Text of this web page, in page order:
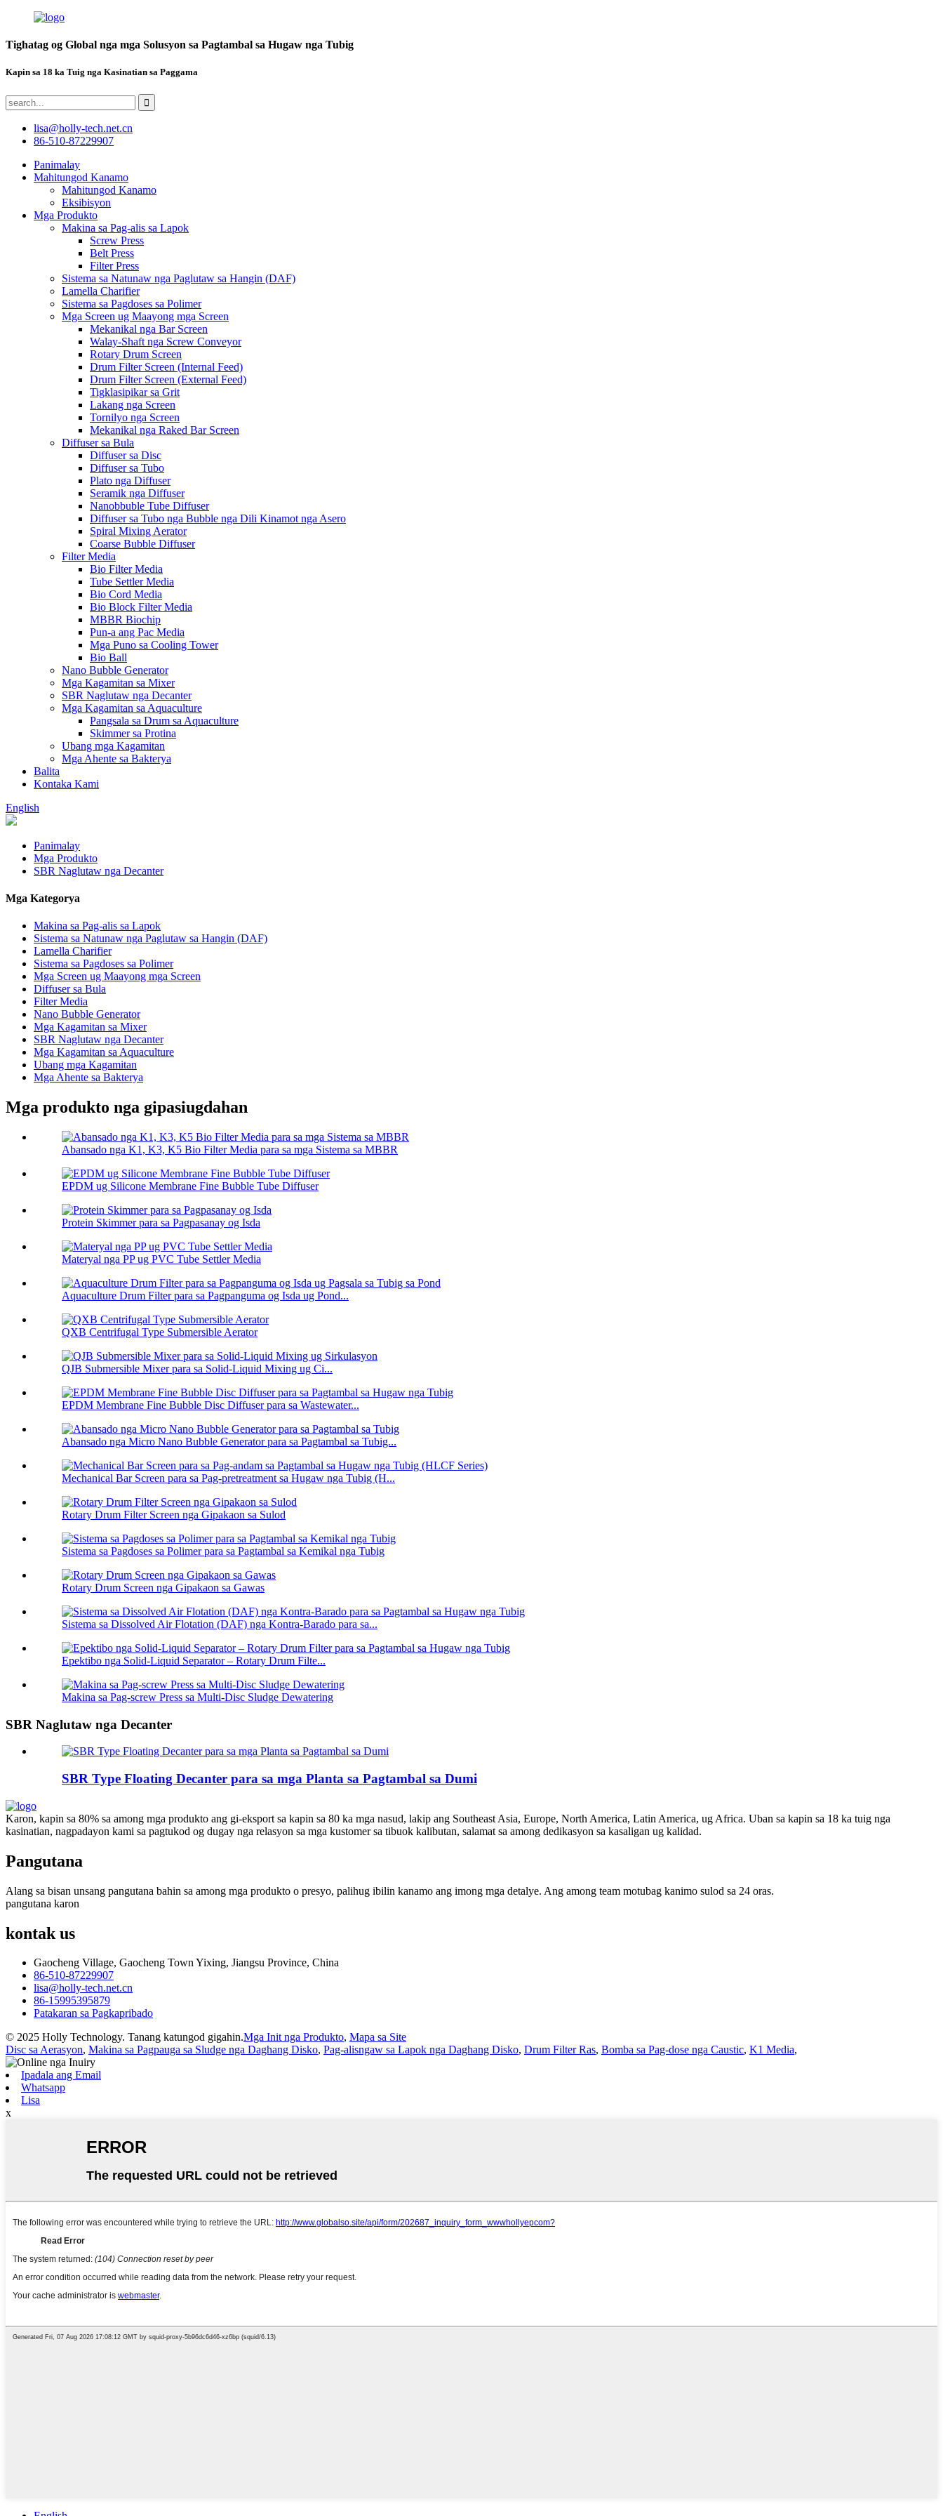
Tighatag og Global nga mga Solusyon sa Pagtambal sa Hugaw nga Tubig
Kapin sa 18 ka Tuig nga Kasinatian sa Paggama
lisa@holly-tech.net.cn
86-510-87229907
Panimalay
Mahitungod Kanamo
Mahitungod Kanamo
Eksibisyon
Mga Produkto
Makina sa Pag-alis sa Lapok
Screw Press
Belt Press
Filter Press
Sistema sa Natunaw nga Paglutaw sa Hangin (DAF)
Lamella Charifier
Sistema sa Pagdoses sa Polimer
Mga Screen ug Maayong mga Screen
Mekanikal nga Bar Screen
Walay-Shaft nga Screw Conveyor
Rotary Drum Screen
Drum Filter Screen (Internal Feed)
Drum Filter Screen (External Feed)
Tigklasipikar sa Grit
Lakang nga Screen
Tornilyo nga Screen
Mekanikal nga Raked Bar Screen
Diffuser sa Bula
Diffuser sa Disc
Diffuser sa Tubo
Plato nga Diffuser
Seramik nga Diffuser
Nanobbuble Tube Diffuser
Diffuser sa Tubo nga Bubble nga Dili Kinamot nga Asero
Spiral Mixing Aerator
Coarse Bubble Diffuser
Filter Media
Bio Filter Media
Tube Settler Media
Bio Cord Media
Bio Block Filter Media
MBBR Biochip
Pun-a ang Pac Media
Mga Puno sa Cooling Tower
Bio Ball
Nano Bubble Generator
Mga Kagamitan sa Mixer
SBR Naglutaw nga Decanter
Mga Kagamitan sa Aquaculture
Pangsala sa Drum sa Aquaculture
Skimmer sa Protina
Ubang mga Kagamitan
Mga Ahente sa Bakterya
Balita
Kontaka Kami
English
Panimalay
Mga Produkto
SBR Naglutaw nga Decanter
Mga Kategorya
Makina sa Pag-alis sa Lapok
Sistema sa Natunaw nga Paglutaw sa Hangin (DAF)
Lamella Charifier
Sistema sa Pagdoses sa Polimer
Mga Screen ug Maayong mga Screen
Diffuser sa Bula
Filter Media
Nano Bubble Generator
Mga Kagamitan sa Mixer
SBR Naglutaw nga Decanter
Mga Kagamitan sa Aquaculture
Ubang mga Kagamitan
Mga Ahente sa Bakterya
Mga produkto nga gipasiugdahan
Abansado nga K1, K3, K5 Bio Filter Media para sa mga Sistema sa MBBR
EPDM ug Silicone Membrane Fine Bubble Tube Diffuser
Protein Skimmer para sa Pagpasanay og Isda
Materyal nga PP ug PVC Tube Settler Media
Aquaculture Drum Filter para sa Pagpanguma og Isda ug Pond...
QXB Centrifugal Type Submersible Aerator
QJB Submersible Mixer para sa Solid-Liquid Mixing ug Ci...
EPDM Membrane Fine Bubble Disc Diffuser para sa Wastewater...
Abansado nga Micro Nano Bubble Generator para sa Pagtambal sa Tubig...
Mechanical Bar Screen para sa Pag-pretreatment sa Hugaw nga Tubig (H...
Rotary Drum Filter Screen nga Gipakaon sa Sulod
Sistema sa Pagdoses sa Polimer para sa Pagtambal sa Kemikal nga Tubig
Rotary Drum Screen nga Gipakaon sa Gawas
Sistema sa Dissolved Air Flotation (DAF) nga Kontra-Barado para sa...
Epektibo nga Solid-Liquid Separator – Rotary Drum Filte...
Makina sa Pag-screw Press sa Multi-Disc Sludge Dewatering
SBR Naglutaw nga Decanter
SBR Type Floating Decanter para sa mga Planta sa Pagtambal sa Dumi
Karon, kapin sa 80% sa among mga produkto ang gi-eksport sa kapin sa 80 ka mga nasud, lakip ang Southeast Asia, Europe, North America, Latin America, ug Africa. Uban sa kapin sa 18 ka tuig nga
kasinatian, nagpadayon kami sa pagtukod og dugay nga relasyon sa mga kustomer sa tibuok kalibutan, salamat sa among dedikasyon sa kasaligan ug kalidad.
Pangutana
Alang sa bisan unsang pangutana bahin sa among mga produkto o presyo, palihug ibilin kanamo ang imong mga detalye. Ang among team motubag kanimo sulod sa 24 oras.
pangutana karon
kontak us
Gaocheng Village, Gaocheng Town Yixing, Jiangsu Province, China
86-510-87229907
lisa@holly-tech.net.cn
86-15995395879
Patakaran sa Pagkapribado
© 2025 Holly Technology. Tanang katungod gigahin.Mga Init nga Produkto, Mapa sa Site
Disc sa Aerasyon, Makina sa Pagpauga sa Sludge nga Daghang Disko, Pag-alisngaw sa Lapok nga Daghang Disko, Drum Filter Ras, Bomba sa Pag-dose nga Caustic, K1 Media,
Ipadala ang Email
Whatsapp
Lisa
x